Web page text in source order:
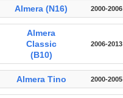
Almera (N16) 2000-2006
Almera
Classic
(B10)
2006-2013
Almera Tino 2000-2005